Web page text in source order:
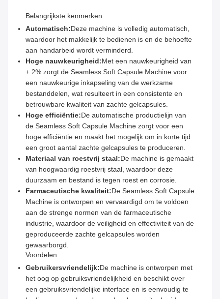
Belangrijkste kenmerken
Automatisch:Deze machine is volledig automatisch,
waardoor het makkelijk te bedienen is en de behoefte
aan handarbeid wordt verminderd.
Hoge nauwkeurigheid:Met een nauwkeurigheid van
± 2% zorgt de Seamless Soft Capsule Machine voor
een nauwkeurige inkapseling van de werkzame
bestanddelen, wat resulteert in een consistente en
betrouwbare kwaliteit van zachte gelcapsules.
Hoge efficiëntie:De automatische productielijn van
de Seamless Soft Capsule Machine zorgt voor een
hoge efficiëntie en maakt het mogelijk om in korte tijd
een groot aantal zachte gelcapsules te produceren.
Materiaal van roestvrij staal:De machine is gemaakt
van hoogwaardig roestvrij staal, waardoor deze
duurzaam en bestand is tegen roest en corrosie.
Farmaceutische kwaliteit:De Seamless Soft Capsule
Machine is ontworpen en vervaardigd om te voldoen
aan de strenge normen van de farmaceutische
industrie, waardoor de veiligheid en effectiviteit van de
geproduceerde zachte gelcapsules worden
gewaarborgd.
Voordelen
Gebruikersvriendelijk:De machine is ontworpen met
het oog op gebruiksvriendelijkheid en beschikt over
een gebruiksvriendelijke interface en is eenvoudig te